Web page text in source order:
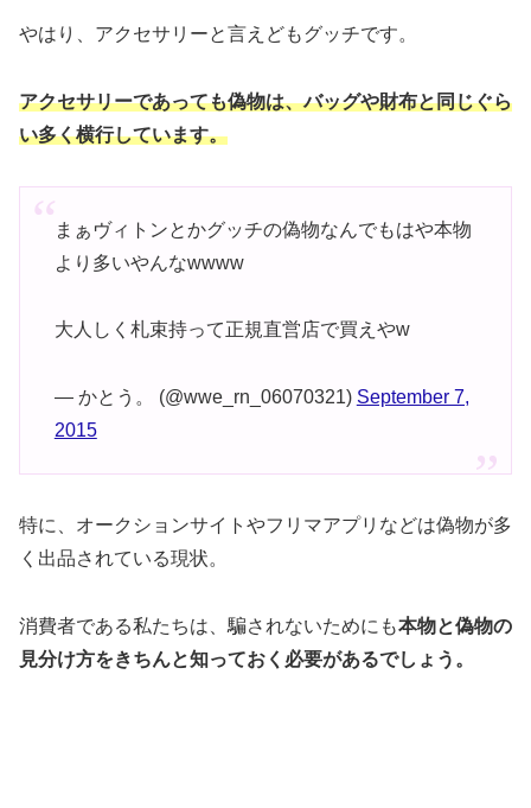
やはり、アクセサリーと言えどもグッチです。
アクセサリーであっても偽物は、バッグや財布と同じぐら
い多く横行しています。
まぁヴィトンとかグッチの偽物なんでもはや本物
より多いやんなwwww
大人しく札束持って正規直営店で買えやw
— かとう。 (@wwe_rn_06070321) September 7,
2015
特に、オークションサイトやフリマアプリなどは偽物が多
く出品されている現状。
消費者である私たちは、騙されないためにも本物と偽物の
見分け方をきちんと知っておく必要があるでしょう。